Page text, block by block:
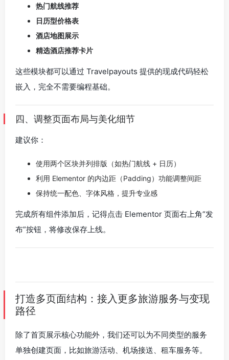
热门航线推荐
日历型价格表
酒店地图展示
精选酒店推荐卡片
这些模块都可以通过 Travelpayouts 提供的现成代码轻松
嵌入，完全不需要编程基础。
四、调整页面布局与美化细节
建议你：
使用两个区块并列排版（如热门航线 + 日历）
利用 Elementor 的内边距（Padding）功能调整间距
保持统一配色、字体风格，提升专业感
完成所有组件添加后，记得点击 Elementor 页面右上角“发
布”按钮，将修改保存上线。
打造多页面结构：接入更多旅游服务与变现
路径
除了首页展示核心功能外，我们还可以为不同类型的服务
单独创建页面，比如旅游活动、机场接送、租车服务等。